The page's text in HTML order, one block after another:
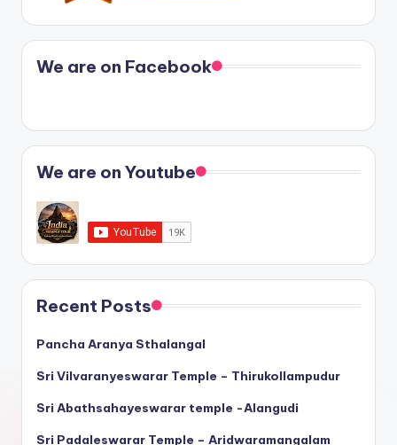
We are on Facebook
We are on Youtube
Recent Posts
Pancha Aranya Sthalangal
Sri Vilvaranyeswarar Temple – Thirukollampudur
Sri Abathsahayeswarar temple -Alangudi
Sri Padaleswarar Temple – Aridwaramangalam